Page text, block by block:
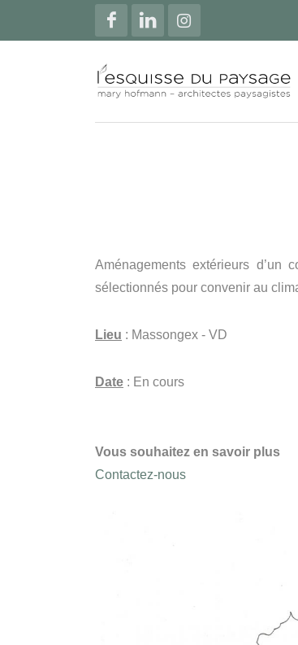
Aménagements extérieurs
sélectionnés pour convenir au
Lieu : Massongex - VD
Date : En cours
Vous souhaitez en savoir plus
Contactez-nous